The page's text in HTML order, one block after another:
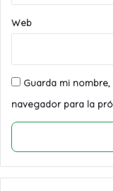
Web
Guarda mi
navegador para la